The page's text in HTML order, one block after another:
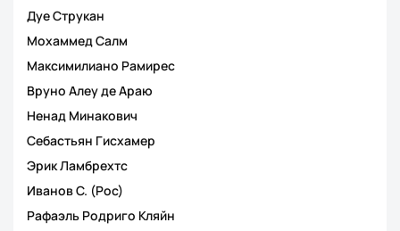
Дуе Струкан
Мохаммед Салм
Максимилиано Рамирес
Вруно Алеу де Араю
Ненад Минакович
Себастьян Гисхамер
Эрик Ламбрехтс
Иванов С. (Рос)
Рафаэль Родриго Кляйн